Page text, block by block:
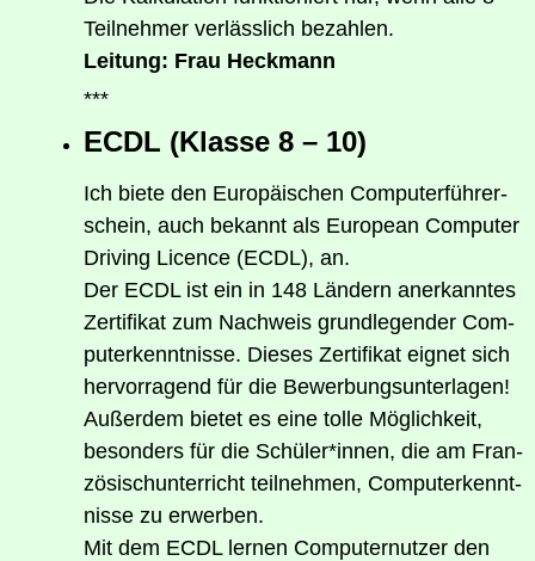
Teil­neh­mer ver­läss­lich bezahlen.
Lei­tung: Frau Heckmann
***
ECDL (Klas­se 8 – 10)
Ich bie­te den Euro­päi­schen Com­pu­ter­füh­rer­
schein, auch bekannt als Euro­pean Com­pu­ter
Dri­ving Licence (ECDL), an.
Der ECDL ist ein in 148 Län­dern aner­kann­tes
Zer­ti­fi­kat zum Nach­weis grund­le­gen­der Com­
pu­ter­kennt­nis­se. Die­ses Zer­ti­fi­kat eig­net sich
her­vor­ra­gend für die Bewer­bungs­un­ter­la­gen!
Außer­dem bie­tet es eine tol­le Mög­lich­keit,
beson­ders für die Schüler*innen, die am Fran­
zö­sisch­un­ter­richt teil­neh­men, Com­pu­ter­kennt­
nis­se zu erwerben.
Mit dem ECDL ler­nen Com­pu­ter­nut­zer den